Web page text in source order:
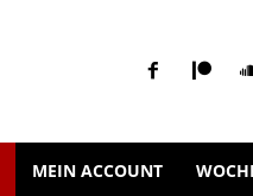
MEIN ACCOUNT